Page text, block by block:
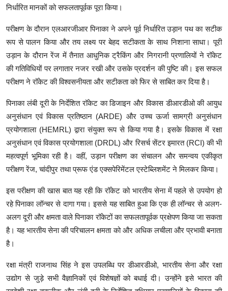
निर्धारित मानकों को सफलतापूर्वक पूरा किया।
परीक्षण के दौरान एलआरजीआर पिनाका ने अपने पूर्व निर्धारित उड़ान पथ का सटीक
रूप से पालन किया और तय लक्ष्य पर बेहद सटीकता के साथ निशाना साधा। पूरी
उड़ान के दौरान रेंज में तैनात आधुनिक ट्रैकिंग और निगरानी प्रणालियों ने रॉकेट
की गतिविधियों पर लगातार नजर रखी और उसके प्रदर्शन की पुष्टि की। इस सफल
परीक्षण ने रॉकेट की विश्वसनीयता और सटीकता को फिर से साबित कर दिया है।
पिनाका लंबी दूरी के निर्देशित रॉकेट का डिजाइन और विकास डीआरडीओ की आयुध
अनुसंधान एवं विकास प्रतिष्ठान (ARDE) और उच्च ऊर्जा सामग्री अनुसंधान
प्रयोगशाला (HEMRL) द्वारा संयुक्त रूप से किया गया है। इसके विकास में रक्षा
अनुसंधान एवं विकास प्रयोगशाला (DRDL) और रिसर्च सेंटर इमारत (RCI) की भी
महत्वपूर्ण भूमिका रही है। वहीं, उड़ान परीक्षण का संचालन और समन्वय एकीकृत
परीक्षण रेंज, चांदीपुर तथा प्रूफ एंड एक्सपेरिमेंटल एस्टेब्लिशमेंट ने मिलकर किया।
इस परीक्षण की खास बात यह रही कि रॉकेट को भारतीय सेना में पहले से उपयोग हो
रहे पिनाका लॉन्चर से दागा गया। इससे यह साबित हुआ कि एक ही लॉन्चर से अलग-
अलग दूरी और क्षमता वाले पिनाका रॉकेटों का सफलतापूर्वक प्रक्षेपण किया जा सकता
है। यह भारतीय सेना की परिचालन क्षमता को और अधिक लचीला और प्रभावी बनाता
है।
रक्षा मंत्री राजनाथ सिंह ने इस उपलब्धि पर डीआरडीओ, भारतीय सेना और रक्षा
उद्योग से जुड़े सभी वैज्ञानिकों एवं विशेषज्ञों को बधाई दी। उन्होंने इसे भारत की